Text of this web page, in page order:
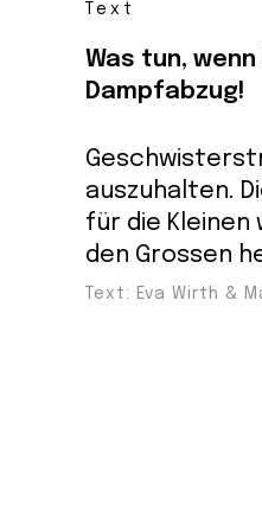
Text
Was tun,
Dampfabzug!
auszuhalten.
für die
den Grossen
Text: Eva Wirth &